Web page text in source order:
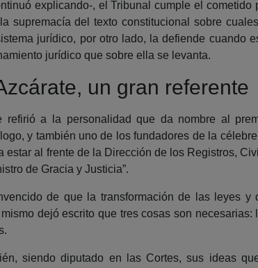
explicando-, el Tribunal cumple el
supremacía del texto constitucional sobre
jurídico, por otro lado, la defiende cuando
jurídico que sobre ella se levanta.
un gran referente
a la personalidad que da nombre al
y también uno de los fundadores de la
estar al frente de la Dirección de los Registros,
de Gracia y Justicia”.
de que la transformación de las leyes
dejó escrito que tres cosas son
siendo diputado en las Cortes, sus ideas